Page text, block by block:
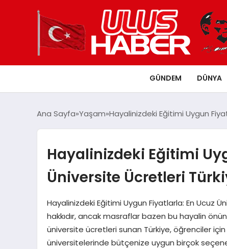
GÜNDEM DÜNYA
Ana Sayfa Yaşam Hayalinizdeki Eğitimi Uygun
Hayalinizdeki Eğitimi
Üniversite Ücretleri
Hayalinizdeki Eğitimi Uygun Fiyatlarla: En Ucuz
hakkıdır, ancak masraflar bazen bu hayalin
üniversite ücretleri sunan Türkiye, öğrenciler
üniversitelerinde bütçenize uygun birçok